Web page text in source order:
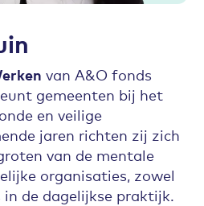
van A&O fonds
gemeenten bij het
en veilige
jaren richten zij zich
van de mentale
organisaties, zowel
in de dagelijkse praktijk.